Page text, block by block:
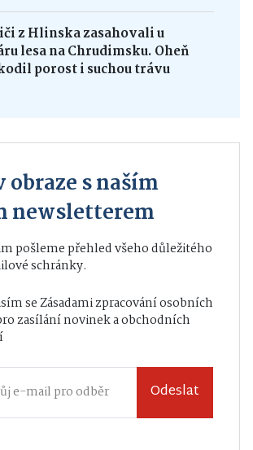
z Hlinska zasahovali u
lesa na Chrudimsku. Oheň
porost i suchou trávu
obraze s naším
newsletterem
pošleme přehled všeho důležitého
schránky.
seZásadami zpracování osobních
zasílání novinek a obchodních
Odeslat